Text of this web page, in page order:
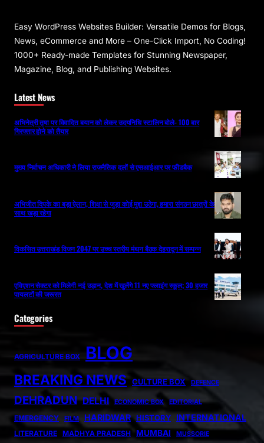
Easy WordPress Websites Builder: Versatile Demos for Blogs,
News, eCommerce and More – One-Click Import, No Coding!
1000+ Ready-made Templates for Stunning Newspaper,
Magazine, Blog, and Publishing Websites.
Latest News
अभिनेत्री तृषा पर विवादित बयान को लेकर उदयनिधि स्टालिन बोले- 100 बार
गिरफ्तार होने को तैयार
मुख्य निर्वाचन अधिकारी ने लिया राजनैतिक दलों से एसआईआर पर फीडबैक
अभिजीत दिपके का बड़ा ऐलान, शिक्षा से जुड़ा कोई मुद्दा उठेगा, हमारा संगठन छात्रों के
साथ खड़ा रहेगा
विकसित उत्तराखंड विजन 2047 पर उच्च स्तरीय मंथन बैठक देहरादून में सम्पन्न
एविएशन सेक्टर को मिलेगी नई उड़ान, देश में खुलेंगे 11 नए फ्लाइंग स्कूल; 30 हजार
पायलटों की जरूरत
Categories
AGRICULTURE BOX BLOG
BREAKING NEWS CULTURE BOX DEFENCE
DEHRADUN DELHI ECONOMIC BOX EDITORIAL
EMERGENCY FILM HARIDWAR HISTORY INTERNATIONAL
LITERATURE MADHYA PRADESH MUMBAI MUSSORIE